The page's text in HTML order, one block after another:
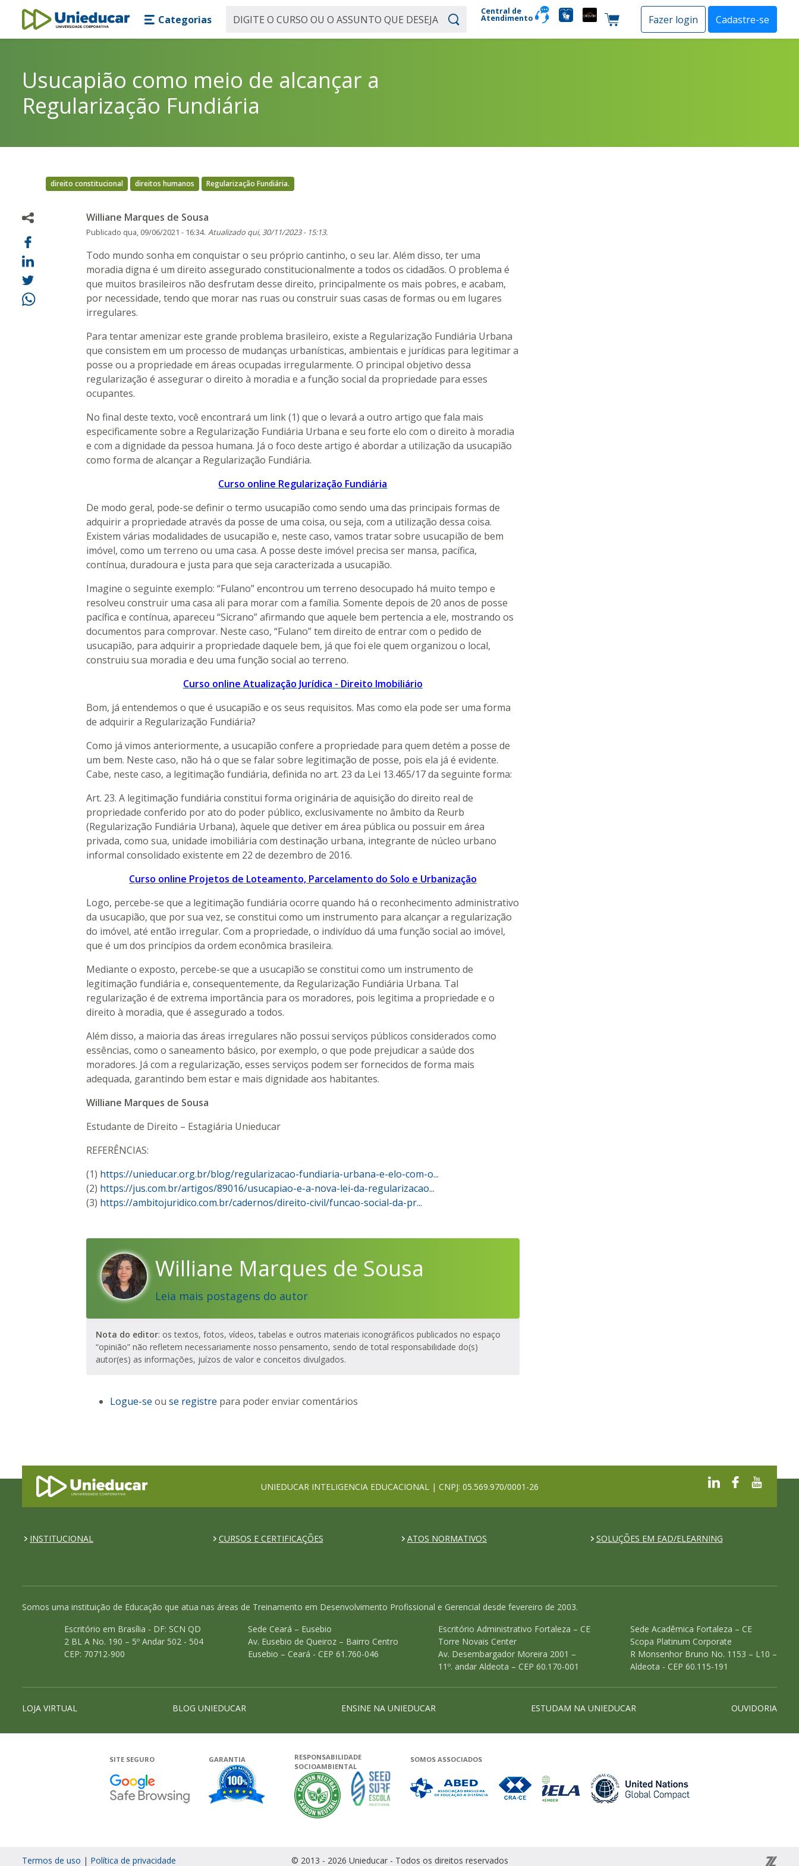
Skip main navigation
Skip to main content
Unieducar
Categorias
Central de
Atendimento Carrinho de compras
Fazer login Cadastre-se
Usucapião como meio de alcançar a
Regularização Fundiária
direito constitucional direitos humanos Regularização Fundiária.
Williane Marques de Sousa
Publicado qua, 09/06/2021 - 16:34. Atualizado qui, 30/11/2023 - 15:13.
Todo mundo sonha em conquistar o seu próprio cantinho, o seu lar. Além disso, ter uma
moradia digna é um direito assegurado constitucionalmente a todos os cidadãos. O problema é
que muitos brasileiros não desfrutam desse direito, principalmente os mais pobres, e acabam,
por necessidade, tendo que morar nas ruas ou construir suas casas de formas ou em lugares
irregulares.
Para tentar amenizar este grande problema brasileiro, existe a Regularização Fundiária Urbana
que consistem em um processo de mudanças urbanísticas, ambientais e jurídicas para legitimar a
posse ou a propriedade em áreas ocupadas irregularmente. O principal objetivo dessa
regularização é assegurar o direito à moradia e a função social da propriedade para esses
ocupantes.
No final deste texto, você encontrará um link (1) que o levará a outro artigo que fala mais
especificamente sobre a Regularização Fundiária Urbana e seu forte elo com o direito à moradia
e com a dignidade da pessoa humana. Já o foco deste artigo é abordar a utilização da usucapião
como forma de alcançar a Regularização Fundiária.
Curso online Regularização Fundiária
De modo geral, pode-se definir o termo usucapião como sendo uma das principais formas de
adquirir a propriedade através da posse de uma coisa, ou seja, com a utilização dessa coisa.
Existem várias modalidades de usucapião e, neste caso, vamos tratar sobre usucapião de bem
imóvel, como um terreno ou uma casa. A posse deste imóvel precisa ser mansa, pacífica,
contínua, duradoura e justa para que seja caracterizada a usucapião.
Imagine o seguinte exemplo: “Fulano” encontrou um terreno desocupado há muito tempo e
resolveu construir uma casa ali para morar com a família. Somente depois de 20 anos de posse
pacífica e contínua, apareceu “Sicrano” afirmando que aquele bem pertencia a ele, mostrando os
documentos para comprovar. Neste caso, “Fulano” tem direito de entrar com o pedido de
usucapião, para adquirir a propriedade daquele bem, já que foi ele quem organizou o local,
construiu sua moradia e deu uma função social ao terreno.
Curso online Atualização Jurídica - Direito Imobiliário
Bom, já entendemos o que é usucapião e os seus requisitos. Mas como ela pode ser uma forma
de adquirir a Regularização Fundiária?
Como já vimos anteriormente, a usucapião confere a propriedade para quem detém a posse de
um bem. Neste caso, não há o que se falar sobre legitimação de posse, pois ela já é evidente.
Cabe, neste caso, a legitimação fundiária, definida no art. 23 da Lei 13.465/17 da seguinte forma:
Art. 23. A legitimação fundiária constitui forma originária de aquisição do direito real de
propriedade conferido por ato do poder público, exclusivamente no âmbito da Reurb
(Regularização Fundiária Urbana), àquele que detiver em área pública ou possuir em área
privada, como sua, unidade imobiliária com destinação urbana, integrante de núcleo urbano
informal consolidado existente em 22 de dezembro de 2016.
Curso online Projetos de Loteamento, Parcelamento do Solo e Urbanização
Logo, percebe-se que a legitimação fundiária ocorre quando há o reconhecimento administrativo
da usucapião, que por sua vez, se constitui como um instrumento para alcançar a regularização
do imóvel, até então irregular. Com a propriedade, o indivíduo dá uma função social ao imóvel,
que é um dos princípios da ordem econômica brasileira.
Mediante o exposto, percebe-se que a usucapião se constitui como um instrumento de
legitimação fundiária e, consequentemente, da Regularização Fundiária Urbana. Tal
regularização é de extrema importância para os moradores, pois legitima a propriedade e o
direito à moradia, que é assegurado a todos.
Além disso, a maioria das áreas irregulares não possui serviços públicos considerados como
essências, como o saneamento básico, por exemplo, o que pode prejudicar a saúde dos
moradores. Já com a regularização, esses serviços podem ser fornecidos de forma mais
adequada, garantindo bem estar e mais dignidade aos habitantes.
Williane Marques de Sousa
Estudante de Direito – Estagiária Unieducar
REFERÊNCIAS:
(1) https://unieducar.org.br/blog/regularizacao-fundiaria-urbana-e-elo-com-o...
(2) https://jus.com.br/artigos/89016/usucapiao-e-a-nova-lei-da-regularizacao...
(3) https://ambitojuridico.com.br/cadernos/direito-civil/funcao-social-da-pr...
Williane Marques de Sousa
Leia mais postagens do autor
Nota do editor: os textos, fotos, vídeos, tabelas e outros materiais iconográficos publicados no espaço
“opinião” não refletem necessariamente nosso pensamento, sendo de total responsabilidade do(s)
autor(es) as informações, juízos de valor e conceitos divulgados.
Logue-se ouse registre para poder enviar comentários
UNIEDUCAR INTELIGENCIA EDUCACIONAL | CNPJ: 05.569.970/0001-26
INSTITUCIONAL CURSOS E CERTIFICAÇÕES ATOS NORMATIVOS SOLUÇÕES EM EAD/ELEARNING
Somos uma instituição de Educação que atua nas áreas de Treinamento em Desenvolvimento Profissional e Gerencial desde fevereiro de 2003.
Escritório em Brasília - DF: SCN QD
2 BL A No. 190 – 5º Andar 502 - 504
CEP: 70712-900
Sede Ceará – Eusebio
Av. Eusebio de Queiroz – Bairro Centro
Eusebio – Ceará - CEP 61.760-046
Escritório Administrativo Fortaleza – CE
Torre Novais Center
Av. Desembargador Moreira 2001 –
11º. andar Aldeota – CEP 60.170-001
Sede Acadêmica Fortaleza – CE
Scopa Platinum Corporate
R Monsenhor Bruno No. 1153 – L10 –
Aldeota - CEP 60.115-191
LOJA VIRTUAL BLOG UNIEDUCAR ENSINE NA UNIEDUCAR ESTUDAM NA UNIEDUCAR OUVIDORIA
SITE SEGURO
Google - Status do site no Navegação segura
GARANTIA
Garantia de satisfação
RESPONSABILIDADE
SOCIOAMBIENTAL
A Unieducar neutraliza a emissão de gases de efeito estufa
Seed Surf Escola projeto social
SOMOS ASSOCIADOS
Associada a CRA-CEAssociada a IELA
Termos de uso | Política de privacidade © 2013 - 2026 Unieducar - Todos os direitos reservados